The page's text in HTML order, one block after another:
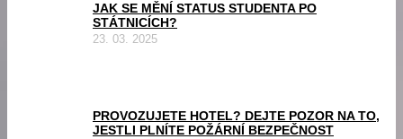
JAK SE MĚNÍ STATUS STUDENTA PO
STÁTNICÍCH?
23. 03. 2025
PROVOZUJETE HOTEL? DEJTE POZOR NA TO,
JESTLI PLNÍTE POŽÁRNÍ BEZPEČNOST